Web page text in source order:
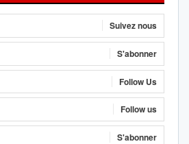
Suivez nous
S'abonner
Follow Us
Follow us
S'abonner